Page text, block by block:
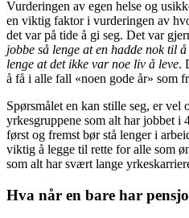
Vurderingen av egen helse og
en viktig faktor i vurderingen av
det var på tide å gi seg. Det var
jobbe så lenge at en hadde nok til
lenge at det ikke var noe liv å leve.
å få i alle fall «noen gode år» som
Spørsmålet en kan stille seg, er vel
yrkesgruppene som alt har jobbet i
først og fremst bør stå lenger i
viktig å legge til rette for alle som
som alt har svært lange
Hva når en bare har